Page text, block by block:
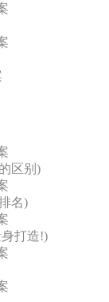
区别)
名)
打造!)